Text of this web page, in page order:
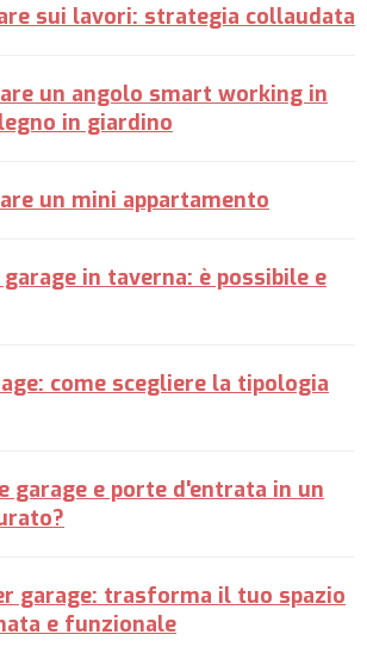
sui lavori: strategia collaudata
un angolo smart working in
in giardino
un mini appartamento
in taverna: è possibile e
come scegliere la tipologia
garage e porte d'entrata in un
garage: trasforma il tuo spazio
e funzionale